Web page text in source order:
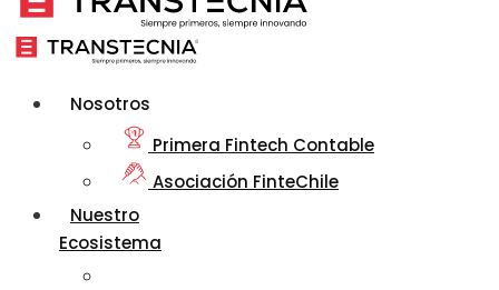
Nosotros
Primera Fintech Contable
Asociación FinteChile
Nuestro
Ecosistema